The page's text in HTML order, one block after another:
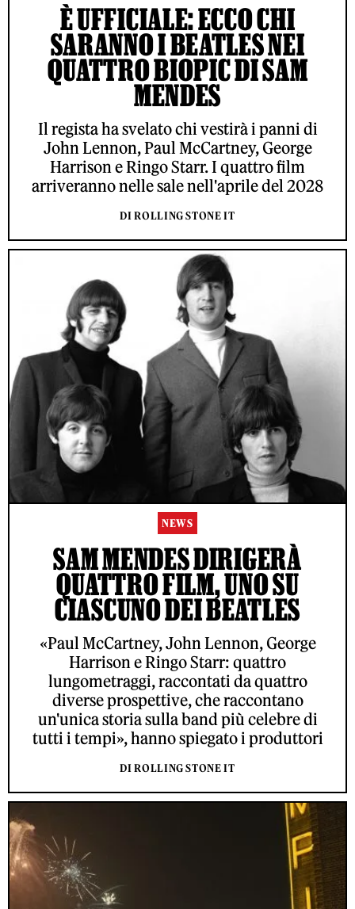
È UFFICIALE: ECCO CHI
SARANNO I BEATLES NEI
QUATTRO BIOPIC DI SAM
MENDES
Il regista ha svelato chi vestirà i panni di
John Lennon, Paul McCartney, George
Harrison e Ringo Starr. I quattro film
arriveranno nelle sale nell'aprile del 2028
DI ROLLING STONE IT
NEWS
SAM MENDES DIRIGERÀ
QUATTRO FILM, UNO SU
CIASCUNO DEI BEATLES
«Paul McCartney, John Lennon, George
Harrison e Ringo Starr: quattro
lungometraggi, raccontati da quattro
diverse prospettive, che raccontano
un'unica storia sulla band più celebre di
tutti i tempi», hanno spiegato i produttori
DI ROLLING STONE IT